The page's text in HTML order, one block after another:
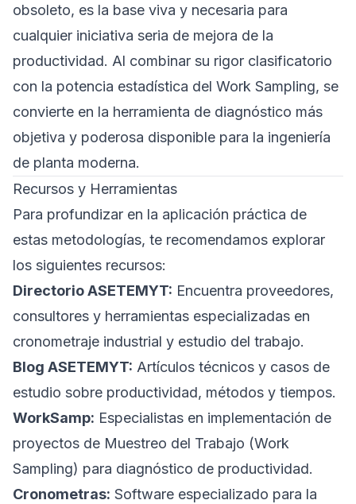
obsoleto, es la base viva y necesaria para
cualquier iniciativa seria de mejora de la
productividad. Al combinar su rigor clasificatorio
con la potencia estadística del Work Sampling, se
convierte en la herramienta de diagnóstico más
objetiva y poderosa disponible para la ingeniería
de planta moderna.
Recursos y Herramientas
Para profundizar en la aplicación práctica de
estas metodologías, te recomendamos explorar
los siguientes recursos:
Directorio ASETEMYT: Encuentra proveedores,
consultores y herramientas especializadas en
cronometraje industrial y estudio del trabajo.
Blog ASETEMYT: Artículos técnicos y casos de
estudio sobre productividad, métodos y tiempos.
WorkSamp: Especialistas en implementación de
proyectos de Muestreo del Trabajo (Work
Sampling) para diagnóstico de productividad.
Cronometras: Software especializado para la